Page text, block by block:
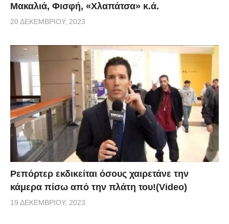
Μακαλιά, Φισφή, «Χλαπάτσα» κ.ά.
20 ΔΕΚΕΜΒΡΊΟΥ, 2023
Ρεπόρτερ εκδικείται όσους χαιρετάνε την
κάμερα πίσω από την πλάτη του!(Video)
19 ΔΕΚΕΜΒΡΊΟΥ, 2023